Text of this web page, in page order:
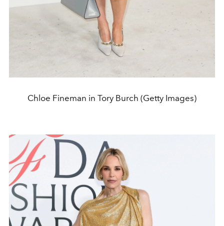
Chloe Fineman in Tory Burch (Getty Images)